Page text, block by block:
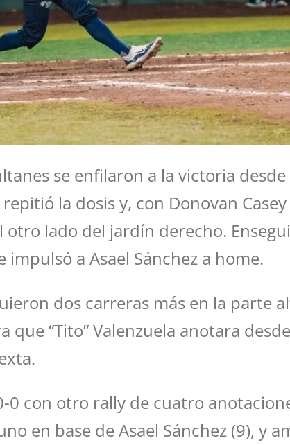
se enfilaron a la victoria
la dosis y, con Donovan
otro lado del jardín derecho.
a Asael Sánchez a home.
dos carreras más en la parte
“Tito” Valenzuela anotara
con otro rally de cuatro
en base de Asael Sánchez (9), y